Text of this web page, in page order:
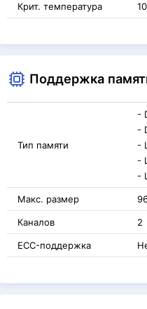
Крит. температура
Поддержка
Тип памяти
-
-
-
-
-
Макс. размер
Каналов 2
ECC-поддержка